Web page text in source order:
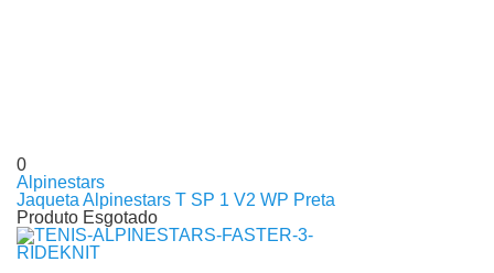
0
Alpinestars
Jaqueta Alpinestars T SP 1 V2 WP Preta
Produto Esgotado